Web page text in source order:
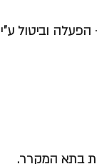
וביטול ע"י